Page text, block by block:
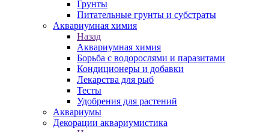
Грунты
Питательные грунты и субстраты
Аквариумная химия
Назад
Аквариумная химия
Борьба с водорослями и паразитами
Кондиционеры и добавки
Лекарства для рыб
Тесты
Удобрения для растений
Аквариумы
Декорации аквариумистика